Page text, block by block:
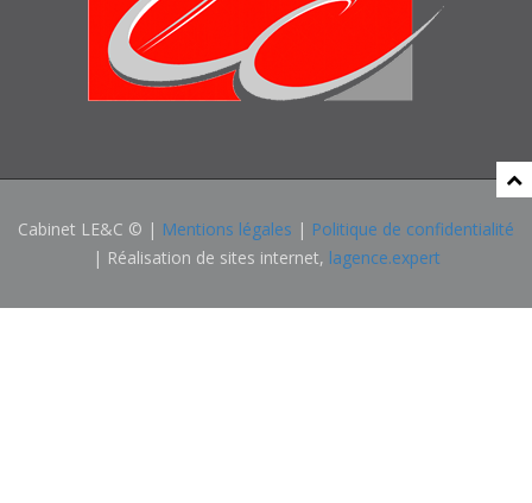
Cabinet LE&C © | Mentions légales | Politique de confidentialité
| Réalisation de sites internet, lagence.expert